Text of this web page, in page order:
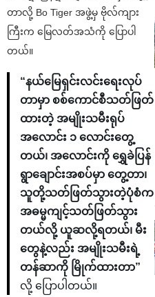
တာလို့ Bo Tiger အဖွဲ့မှ ဗိုလ်ကျား
ကြီးက မြေလတ်အသံကို ပြောပါ
တယ်။
“နယ်မြေရှင်းလင်းရေးလုပ်
တာမှာ စစ်ကောင်စီသတ်ဖြတ်
ထားတဲ့ အမျိုးသမီးရုပ်
အလောင်း ၁ လောင်းတွေ့
တယ်၊ အလောင်းကို ရွှေခဲပြန်
ရွာချောင်းအစပ်မှာ တွေ့တာ၊
သူတို့သတ်ဖြတ်သွားတဲ့ပုံစံက
အဓမ္မကျင့်သတ်ဖြတ်သွား
တယ်လို့ ယူဆလို့ရတယ်၊ မီး
တွေနဲ့လည်း အမျိုးသမီးရဲ့
တန်ဆာကို မြိုက်ထားတာ”
လို့ ပြောပါတယ်။